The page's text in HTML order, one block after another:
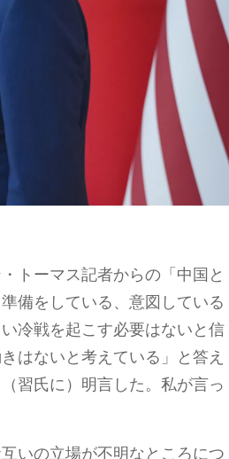
トーマス記者からの「中国と
備をしている、意図している
冷戦を起こす必要はないと信
はないと考えている」と答え
習氏に）明言した。私が言っ
いの立場が不明なところにつ